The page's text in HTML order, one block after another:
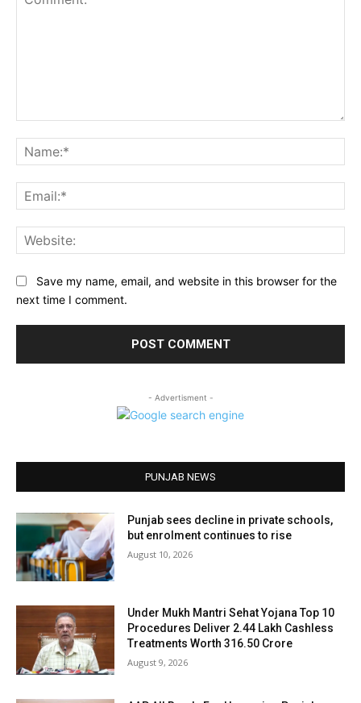
Save my name, email, and website in this browser for the
next time I comment.
- Advertisment -
PUNJAB NEWS
Punjab sees decline in private schools,
but enrolment continues to rise
August 10, 2026
Under Mukh Mantri Sehat Yojana Top 10
Procedures Deliver 2.44 Lakh Cashless
Treatments Worth ₹316.50 Crore
August 9, 2026